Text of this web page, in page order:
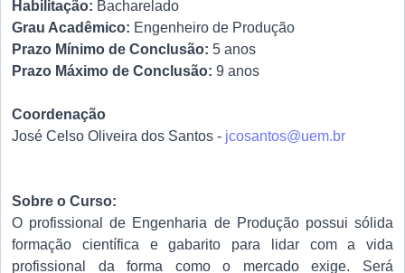
Habilitação: Bacharelado
Grau Acadêmico: Engenheiro de Produção
Prazo Mínimo de Conclusão: 5 anos
Prazo Máximo de Conclusão: 9 anos
Coordenação
José Celso Oliveira dos Santos - jcosantos@uem.br
Sobre o Curso:
O profissional de Engenharia de Produção possui sólida
formação científica e gabarito para lidar com a vida
profissional da forma como o mercado exige. Será